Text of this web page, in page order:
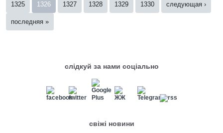
1325 1326 1327 1328 1329 1330 следующая ›
последняя »
слідкуй за нами соціально
свіжі новини